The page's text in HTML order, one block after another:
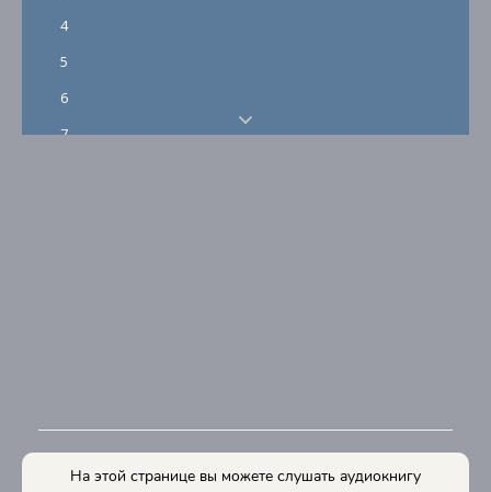
4
5
6
7
16
На этой странице вы можете слушать аудиокнигу